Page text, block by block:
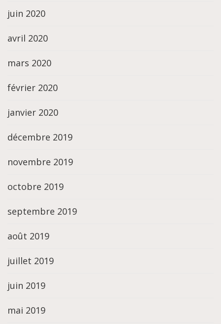
juin 2020
avril 2020
mars 2020
février 2020
janvier 2020
décembre 2019
novembre 2019
octobre 2019
septembre 2019
août 2019
juillet 2019
juin 2019
mai 2019